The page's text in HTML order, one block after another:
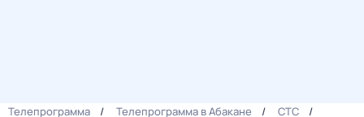
Телепрограмма Телепрограмма в Абакане
СТС